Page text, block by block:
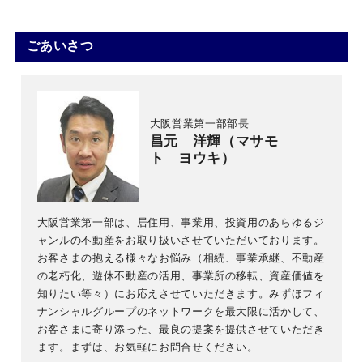
ごあいさつ
大阪営業第一部部長
昌元 洋輝（マサモ
ト ヨウキ）
大阪営業第一部は、居住用、事業用、投資用のあらゆるジ
ャンルの不動産をお取り扱いさせていただいております。
お客さまの抱える様々なお悩み（相続、事業承継、不動産
の老朽化、遊休不動産の活用、事業所の移転、資産価値を
知りたい等々）にお応えさせていただきます。みずほフィ
ナンシャルグループのネットワークを最大限に活かして、
お客さまに寄り添った、最良の提案を提供させていただき
ます。まずは、お気軽にお問合せください。